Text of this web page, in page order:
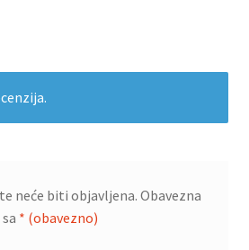
neće biti objavljena. Obavezna
* (obavezno)